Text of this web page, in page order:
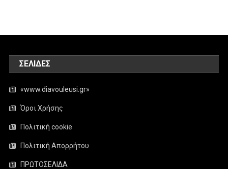
ΣΕΛΊΔΕΣ
«www.diavouleusi.gr»
Όροι Χρήσης
Πολιτική cookie
Πολιτική Απορρήτου
ΠΡΩΤΟΣΕΛΙΔΑ